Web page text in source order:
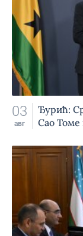
03
авг
Ђурић:
Сао